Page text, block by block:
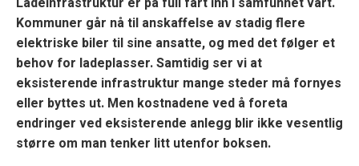
Kommuner går nå til anskaffelse av stadig flere
elektriske biler til sine ansatte, og med det følger et
behov for ladeplasser. Samtidig ser vi at
eksisterende infrastruktur mange steder må fornyes
eller byttes ut. Men kostnadene ved å foreta
endringer ved eksisterende anlegg blir ikke vesentlig
større om man tenker litt utenfor boksen.